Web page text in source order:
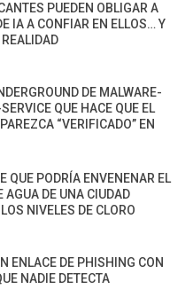
PUEDEN OBLIGAR A
IA A CONFIAR EN ELLOS… Y
DE MALWARE-
QUE HACE QUE EL
“VERIFICADO” EN
QUE PODRÍA ENVENENAR EL
AGUA DE UNA CIUDAD
NIVELES DE CLORO
ENLACE DE PHISHING CON
NADIE DETECTA